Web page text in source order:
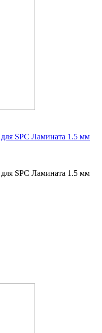
SPC Ламината 1.5 мм
SPC Ламината 1.5 мм